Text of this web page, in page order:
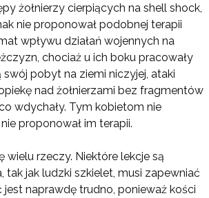
żołnierzy cierpiących na shell shock,
nie proponował podobnej terapii
wpływu działań wojennych na
chociaż u ich boku pracowały
pobyt na ziemi niczyjej, ataki
nad żołnierzami bez fragmentów
wdychały. Tym kobietom nie
proponował im terapii.
rzeczy. Niektóre lekcje są
tak jak ludzki szkielet, musi zapewniać
jest naprawdę trudno, ponieważ kości